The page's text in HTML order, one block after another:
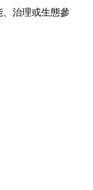
治理或生態參